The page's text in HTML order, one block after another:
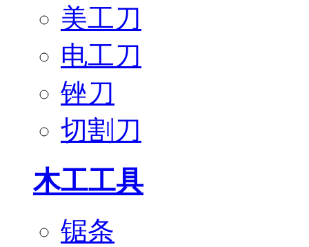
美工刀
电工刀
锉刀
切割刀
木工工具
锯条